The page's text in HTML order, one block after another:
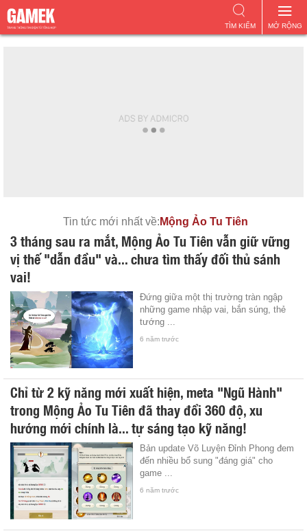
MỞ RỘNG
TÌM KIẾM
Tin tức mới nhất về: Mộng Ảo Tu Tiên
3 tháng sau ra mắt, Mộng Ảo Tu Tiên vẫn giữ vững
vị thế "dẫn đầu" và... chưa tìm thấy đối thủ sánh
vai!
Đứng giữa một thị trường tràn ngập
những game nhập vai, bắn súng, thẻ
tướng ...
6 năm trước
Chỉ từ 2 kỹ năng mới xuất hiện, meta "Ngũ Hành"
trong Mộng Ảo Tu Tiên đã thay đổi 360 độ, xu
hướng mới chính là... tự sáng tạo kỹ năng!
Bản update Võ Luyện Đỉnh Phong đem
đến nhiều bổ sung "đáng giá" cho
game ...
6 năm trước